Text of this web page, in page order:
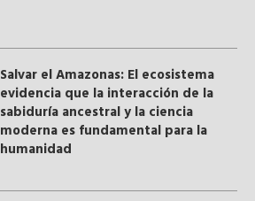
Salvar el Amazonas: El ecosistema
evidencia que la interacción de la
sabiduría ancestral y ​la ciencia
moderna​ es fundamental para la
humanidad